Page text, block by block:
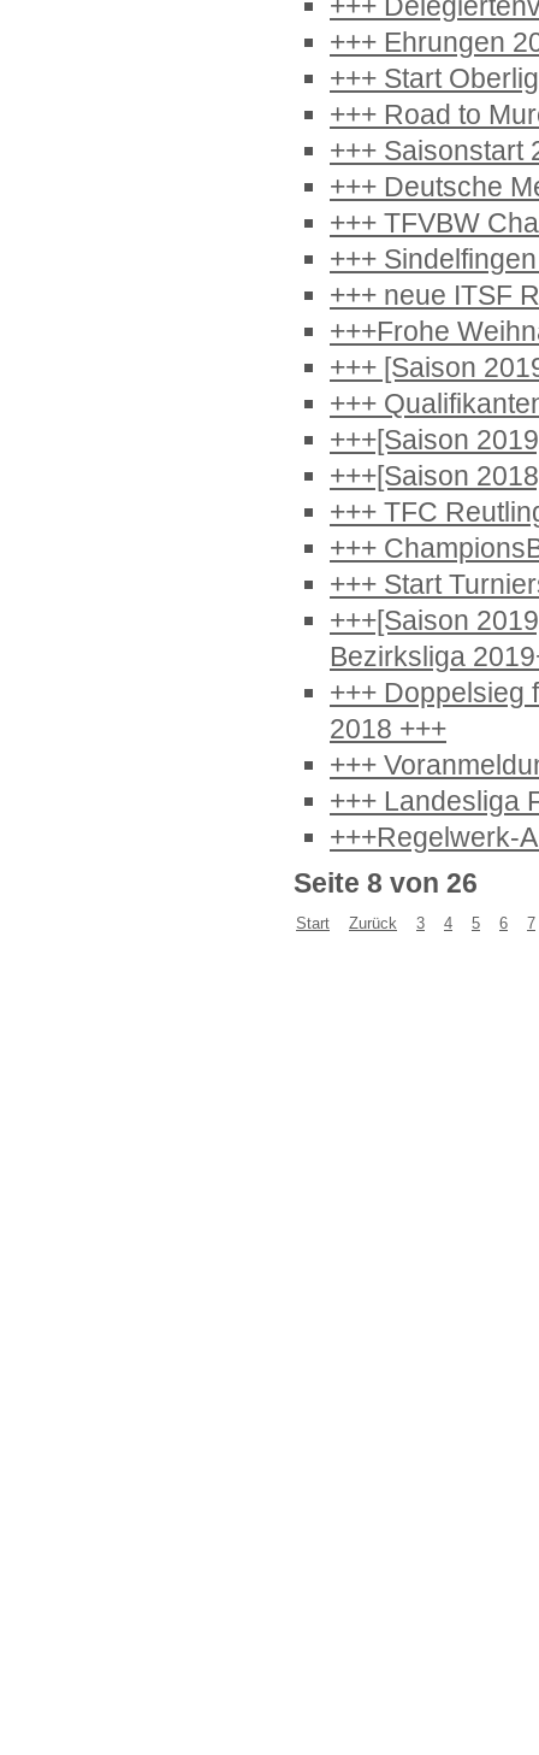
+++ Ehrungen
+++ Start
+++ Road to
+++ Saisonstart
+++ Deutsche
+++ TFVBW
+++
+++ neue ITSF
+++Frohe
+++ [Saison
+++
+++[Saison
+++[Saison
+++ TFC
+++
+++ Start
+++[Saison
Bezirksliga
+++ Doppelsieg
2018 +++
+++
+++ Landesliga
+++Regelwerk-
Seite 8 von 26
Start Zurück 3 4 5 6 7